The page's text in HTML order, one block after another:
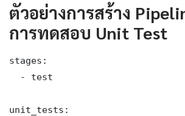
ตัวอย่างการสร้าง
การทดสอบ Unit Test
stages:
  - test
unit_tests: